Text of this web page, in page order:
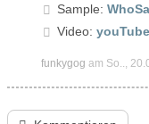
Sample:
Video: youTube
funkygog am So..,